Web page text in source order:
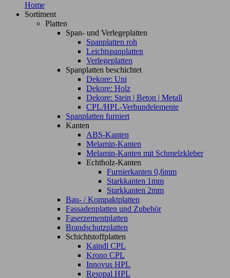
Home
Sortiment
Platten
Span- und Verlegeplatten
Spanplatten roh
Leichtspanplatten
Verlegeplatten
Spanplatten beschichtet
Dekore: Uni
Dekore: Holz
Dekore: Stein | Beton | Metall
CPL/HPL-Verbundelemente
Spanplatten furniert
Kanten
ABS-Kanten
Melamin-Kanten
Melamin-Kanten mit Schmelzkleber
Echtholz-Kanten
Furnierkanten 0,6mm
Starkkanten 1mm
Starkkanten 2mm
Bau- / Kompaktplatten
Fassadenplatten und Zubehör
Faserzementplatten
Brandschutzplatten
Schichtstoffplatten
Kaindl CPL
Krono CPL
Innovus HPL
Resopal HPL